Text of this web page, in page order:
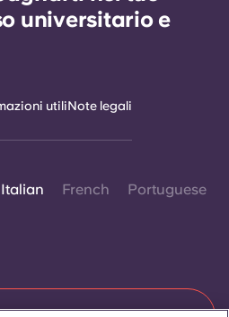
universitario e
utiliNote legali
Italian French Portuguese